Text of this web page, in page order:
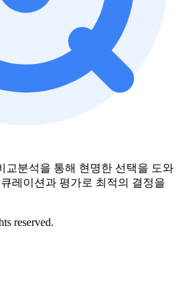
교분석을 통해 현명한 선택을 도와
레이션과 평가로 최적의 결정을
reserved.